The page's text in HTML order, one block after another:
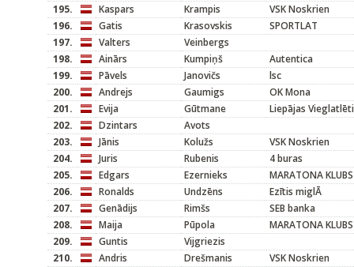
195.
Kaspars Krampis
VSK Noskrien
196.
Gatis Krasovskis
SPORTLAT
197.
Valters
Veinbergs
198.
Ainārs Kumpiņš
Autentica
199.
Pāvels Janovičs
lsc
200.
Andrejs Gaumigs
OK Mona
201.
Evija Gūtmane
Liepājas
202.
Dzintars
Avots
203.
Jānis Kolužs
VSK Noskrien
204.
Juris Rubenis
4 buras
205.
Edgars Ezernieks
MARATONA KLUBS
206.
Ronalds Undzēns
Ezītis miglĀ
207.
Genādijs Rimšs
SEB banka
208.
Maija Pūpola
MARATONA KLUBS
209.
Guntis
Vijgriezis
210.
Andris Drešmanis
VSK Noskrien